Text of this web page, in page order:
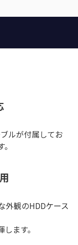
ルが付属してお
外観のHDDケース
ます。